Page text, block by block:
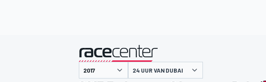
gepresenteerd door
24 UUR VAN DUBAI